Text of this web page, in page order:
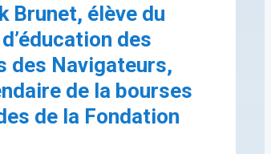
Brunet, élève du
des
des Navigateurs,
de la bourses
de la Fondation